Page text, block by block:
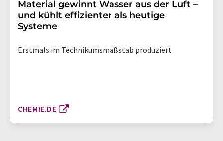
Material gewinnt Wasser aus der Luft –
und kühlt effizienter als heutige
Systeme
Erstmals im Technikumsmaßstab produziert
CHEMIE.DE